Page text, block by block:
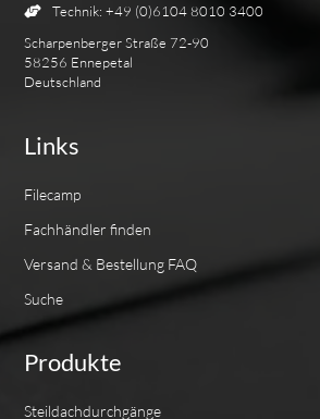
Links
Filecamp
Fachhändler finden
Versand & Bestellung FAQ
Suche
Produkte
Steildachdurchgänge
Technik: +49 (0)6104 8010 3400
Scharpenberger Straße 72-90
58256 Ennepetal
Deutschland